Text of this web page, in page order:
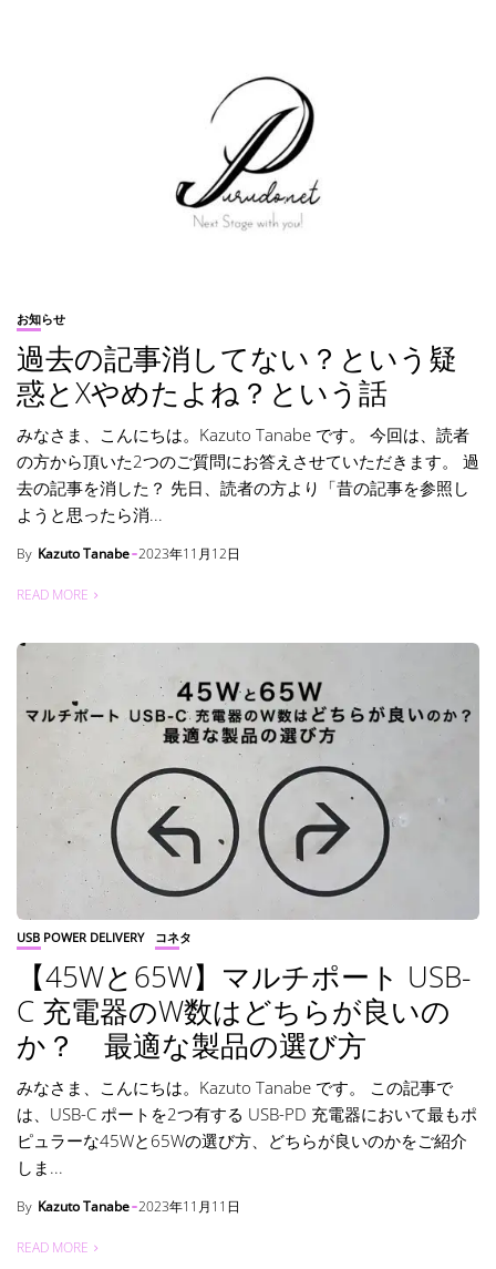
お知らせ
過去の記事消してない？という疑
惑とXやめたよね？という話
みなさま、こんにちは。Kazuto Tanabe です。 今回は、読者
の方から頂いた2つのご質問にお答えさせていただきます。 過
去の記事を消した？ 先日、読者の方より「昔の記事を参照し
ようと思ったら消...
By Kazuto Tanabe 2023年11月12日
READ MORE
USB POWER DELIVERY コネタ
【45Wと65W】マルチポート USB-
C 充電器のW数はどちらが良いの
か？ 最適な製品の選び方
みなさま、こんにちは。Kazuto Tanabe です。 この記事で
は、USB-C ポートを2つ有する USB-PD 充電器において最もポ
ピュラーな45Wと65Wの選び方、どちらが良いのかをご紹介
しま...
By Kazuto Tanabe 2023年11月11日
READ MORE